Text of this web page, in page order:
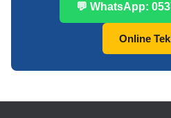
💬 WhatsApp:
Online